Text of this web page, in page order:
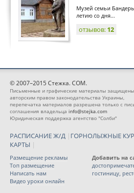
Музей семьи
летию со дня...
отзывов: 12
© 2007–2015 Стежка. COM.
Письменные и графические материалы защищены
авторским правом законодательства Украины,
перепечатка материалов разрешена только с
соглашения владельца info@stejka.com
Юридическая поддержка агентство "Солби"
РАСПИСАНИЕ Ж/Д | ГОРНОЛЫЖНЫЕ
КАРТЫ |
Размещение рекламы
Топ размещение
Написать нам
Видео уроки онлайн
Добавить на
гостиницу,